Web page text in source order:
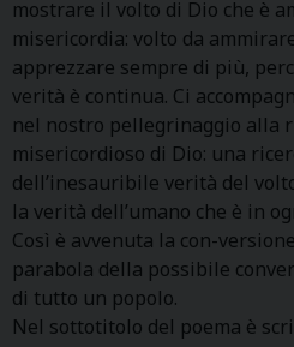
mostrare il volto di Dio che è
misericordia: volto da
apprezzare sempre di più,
verità è continua. Ci
nel nostro pellegrinaggio alla
misericordioso di Dio: una
dell’inesauribile verità del
la verità dell’umano che è in
Così è avvenuta la con-
parabola della possibile
di tutto un popolo.
Nel sottotitolo del poema è